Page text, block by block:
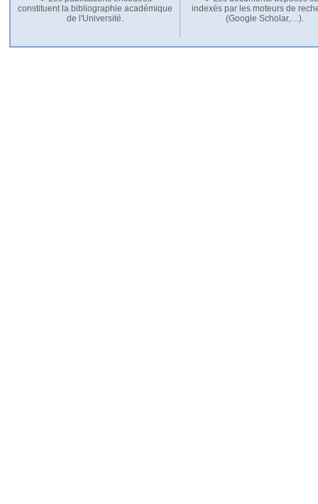
constituent la bibliographie académique
de l'Université.
indexés par les moteurs de
(Google Scholar,…).